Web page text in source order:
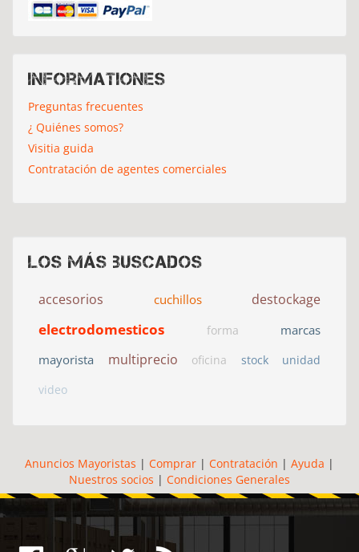
Informationes
Preguntas frecuentes
¿ Quiénes somos?
Visitia guida
Contratación de agentes comerciales
Los más buscados
accesorios cuchillos destockage
electrodomesticos forma
marcas
mayorista
multiprecio oficina stock
unidad
video
Anuncios Mayoristas | Comprar | Contratación | Ayuda |
Nuestros socios | Condiciones Generales